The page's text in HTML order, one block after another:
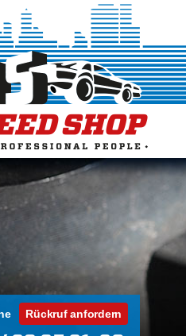
Rückruf anfordern